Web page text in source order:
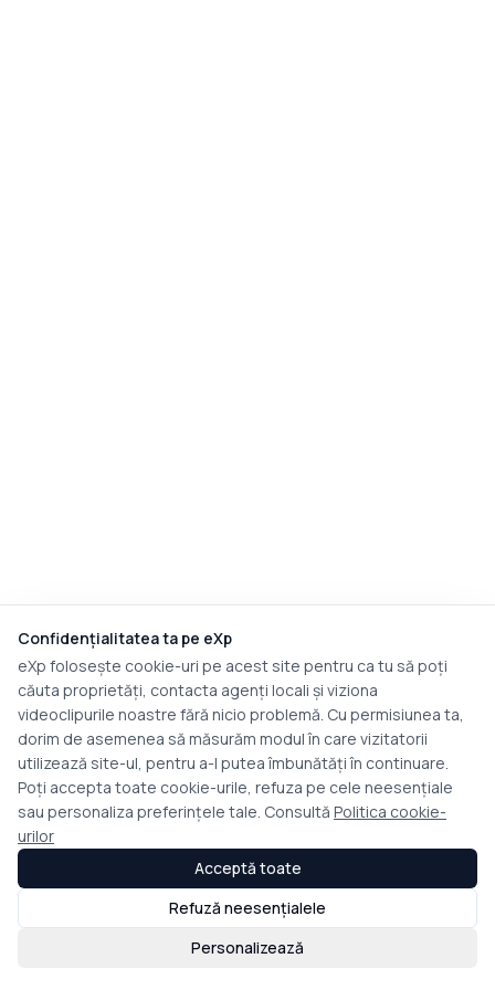
Confidențialitatea ta pe eXp
eXp folosește cookie-uri pe acest site pentru ca tu să poți
căuta proprietăți, contacta agenți locali și viziona
videoclipurile noastre fără nicio problemă. Cu permisiunea ta,
dorim de asemenea să măsurăm modul în care vizitatorii
utilizează site-ul, pentru a-l putea îmbunătăți în continuare.
Poți accepta toate cookie-urile, refuza pe cele neesențiale
sau personaliza preferințele tale. Consultă Politica cookie-
urilor
Personalizează
Refuză neesențialele
Acceptă toate